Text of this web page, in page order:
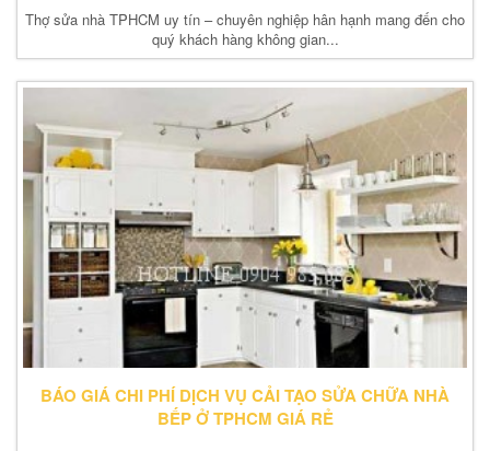
Thợ sửa nhà TPHCM uy tín – chuyên nghiệp hân hạnh mang đến cho
quý khách hàng không gian...
BÁO GIÁ CHI PHÍ DỊCH VỤ CẢI TẠO SỬA CHỮA NHÀ
BẾP Ở TPHCM GIÁ RẺ